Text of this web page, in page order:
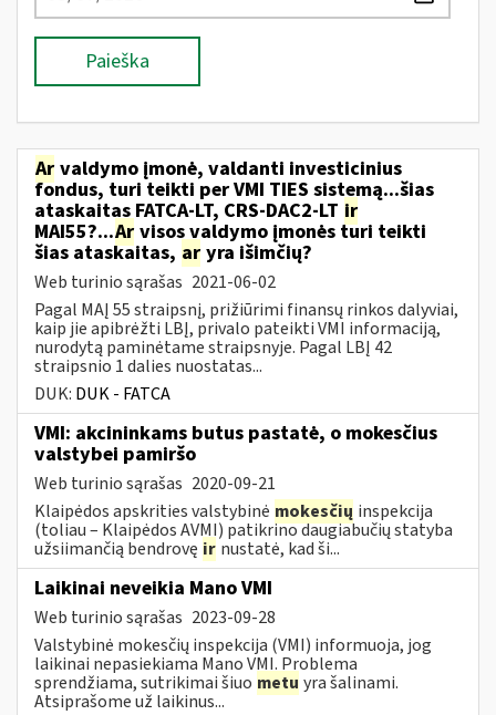
Paieška
Ar valdymo įmonė, valdanti investicinius
fondus, turi teikti per VMI TIES sistemą...šias
ataskaitas FATCA-LT, CRS-DAC2-LT ir
MAI55?...Ar visos valdymo įmonės turi teikti
šias ataskaitas, ar yra išimčių?
Web turinio sąrašas 2021-06-02
Pagal MAĮ 55 straipsnį, prižiūrimi finansų rinkos dalyviai,
kaip jie apibrėžti LBĮ, privalo pateikti VMI informaciją,
nurodytą paminėtame straipsnyje. Pagal LBĮ 42
straipsnio 1 dalies nuostatas...
DUK: DUK - FATCA
VMI: akcininkams butus pastatė, o mokesčius
valstybei pamiršo
Web turinio sąrašas 2020-09-21
Klaipėdos apskrities valstybinė mokesčių inspekcija
(toliau – Klaipėdos AVMI) patikrino daugiabučių statyba
užsiimančią bendrovę ir nustatė, kad ši...
Laikinai neveikia Mano VMI
Web turinio sąrašas 2023-09-28
Valstybinė mokesčių inspekcija (VMI) informuoja, jog
laikinai nepasiekiama Mano VMI. Problema
sprendžiama, sutrikimai šiuo metu yra šalinami.
Atsiprašome už laikinus...